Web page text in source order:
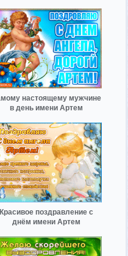
настоящему мужчине
в день имени Артем
Красивое поздравление с
днём имени Артем